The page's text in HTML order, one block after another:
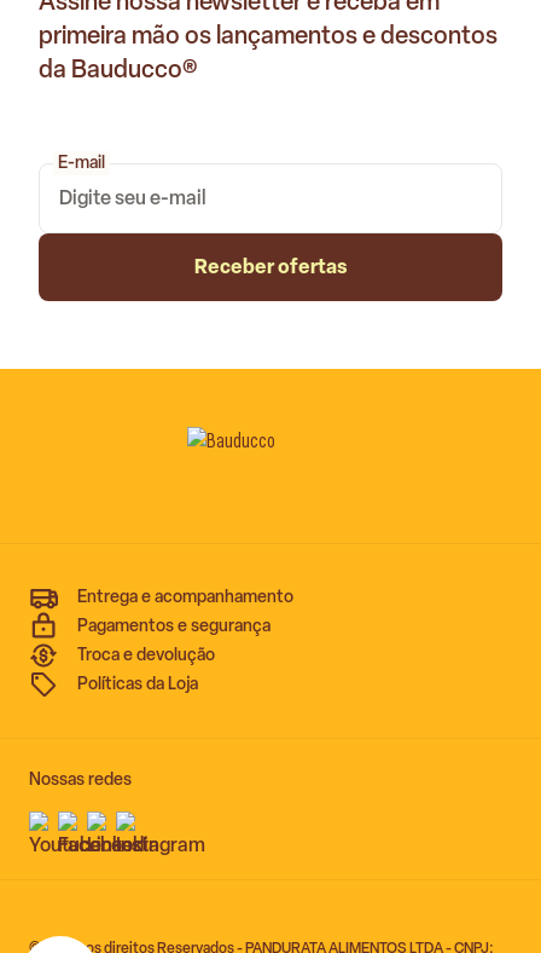
primeira mão os lançamentos e descontos
da Bauducco®
E-mail
Receber ofertas
Entrega e acompanhamento
Pagamentos e segurança
Troca e devolução
Políticas da Loja
Nossas redes
© Todos os direitos Reservados - PANDURATA ALIMENTOS LTDA - CNPJ: